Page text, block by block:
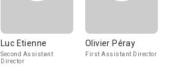
Luc Etienne
Second Assistant
Director
Olivier Péray
First Assistant Director